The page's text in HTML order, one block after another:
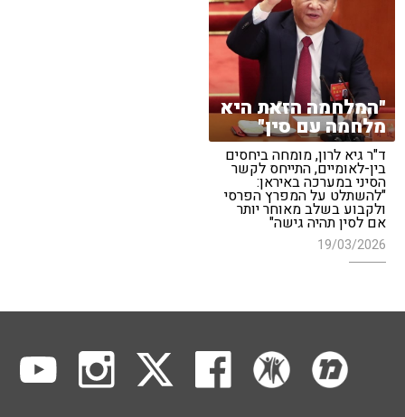
"המלחמה הזאת היא
מלחמה עם סין"
ד"ר גיא לרון, מומחה ביחסים
בין-לאומיים, התייחס לקשר
הסיני במערכה באיראן:
"להשתלט על המפרץ הפרסי
ולקבוע בשלב מאוחר יותר
אם לסין תהיה גישה"
19/03/2026